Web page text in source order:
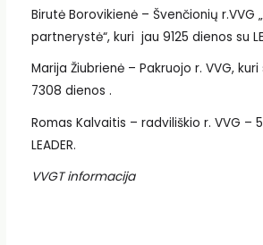
Birutė Borovikienė – Švenčionių r.VVG
partnerystė“, kuri jau 9125 dienos su
Marija Žiubrienė – Pakruojo r. VVG, kuri
7308 dienos .
Romas Kalvaitis – radviliškio r. VVG –
LEADER.
VVGT informacija